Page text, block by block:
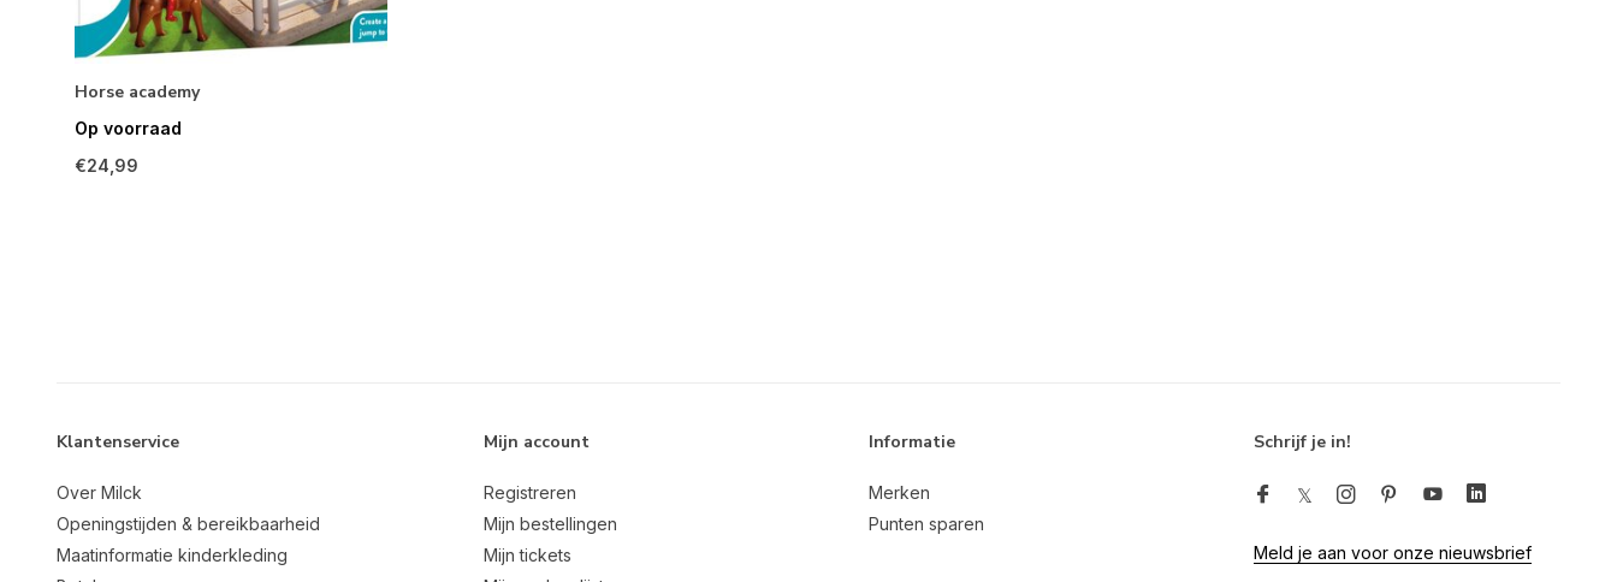
Horse academy
Op voorraad
€24,99
Klantenservice
Over Milck
Openingstijden & bereikbaarheid
Maatinformatie kinderkleding
Mijn account
Registreren
Mijn bestellingen
Mijn tickets
Informatie
Merken
Punten sparen
Schrijf je in!
Meld je aan voor onze nieuwsbrief